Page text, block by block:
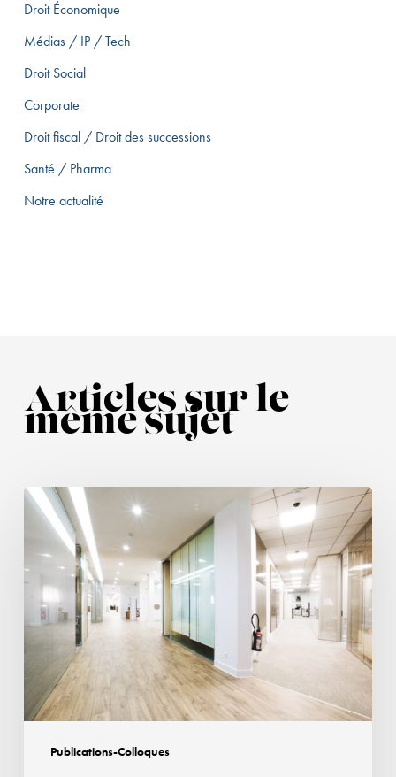
Droit Économique
Médias / IP / Tech
Droit Social
Corporate
Droit fiscal / Droit des successions
Santé / Pharma
Notre actualité
Articles sur le
même sujet
Publications-Colloques
Publications
Colloques